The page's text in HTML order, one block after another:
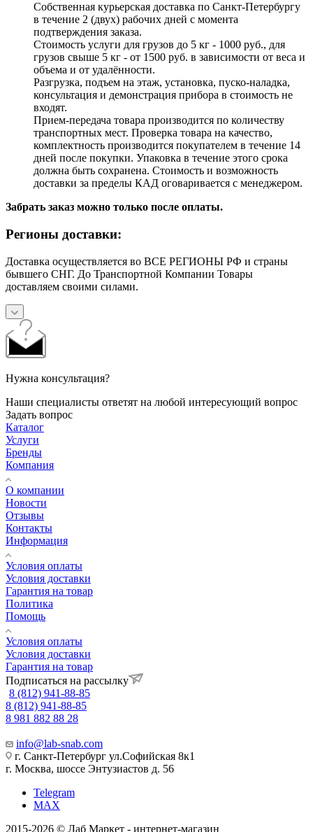
Собственная курьерская доставка по Санкт-Петербургу
в течение 2 (двух) рабочих дней с момента
подтверждения заказа.
Стоимость услуги для грузов до 5 кг - 1000 руб., для
грузов свыше 5 кг - от 1500 руб. в зависимости от веса и
объема и от удалённости.
Разгрузка, подъем на этаж, установка, пуско-наладка,
консультация и демонстрация прибора в стоимость не
входят.
Прием-передача товара производится по количеству
транспортных мест. Проверка товара на качество,
комплектность производится покупателем в течение 14
дней после покупки. Упаковка в течение этого срока
должна быть сохранена. Стоимость и возможность
доставки за пределы КАД оговаривается с менеджером.
Забрать заказ можно только после оплаты.
Регионы доставки:
Доставка осуществляется во ВСЕ РЕГИОНЫ РФ и страны
бывшего СНГ. До Транспортной Компании Товары
доставляем своими силами.
Нужна консультация?
Наши специалисты ответят на любой интересующий вопрос
Задать вопрос
Каталог
Услуги
Бренды
Компания
О компании
Новости
Отзывы
Контакты
Информация
Условия оплаты
Условия доставки
Гарантия на товар
Политика
Помощь
Условия оплаты
Условия доставки
Гарантия на товар
Подписаться на рассылку
8 (812) 941-88-85
8 (812) 941-88-85
8 981 882 88 28
info@lab-snab.com
г. Санкт-Петербург ул.Софийская 8к1
г. Москва, шоссе Энтузиастов д. 56
Telegram
MAX
2015-2026 © Лаб Маркет - интернет-магазин